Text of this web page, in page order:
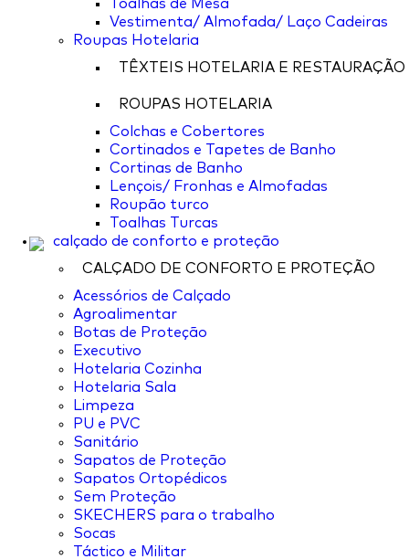
Toalhas de Mesa
Vestimenta/ Almofada/ Laço Cadeiras
Roupas Hotelaria
TÊXTEIS HOTELARIA E RESTAURAÇÃO
ROUPAS HOTELARIA
Colchas e Cobertores
Cortinados e Tapetes de Banho
Cortinas de Banho
Lençois/ Fronhas e Almofadas
Roupão turco
Toalhas Turcas
calçado de conforto e proteção
CALÇADO DE CONFORTO E PROTEÇÃO
Acessórios de Calçado
Agroalimentar
Botas de Proteção
Executivo
Hotelaria Cozinha
Hotelaria Sala
Limpeza
PU e PVC
Sanitário
Sapatos de Proteção
Sapatos Ortopédicos
Sem Proteção
SKECHERS para o trabalho
Socas
Táctico e Militar